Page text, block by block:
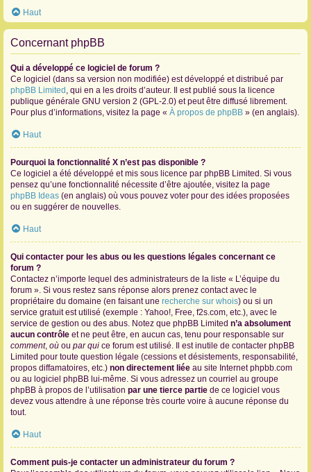
Haut
Concernant phpBB
Qui a développé ce logiciel de forum ?
Ce logiciel (dans sa version non modifiée) est développé et distribué par
phpBB Limited , qui en a les droits d’auteur. Il est publié sous la licence
publique générale GNU version 2 (GPL-2.0) et peut être diffusé librement.
Pour plus d’informations, visitez la page « À propos de phpBB » (en anglais).
Haut
Pourquoi la fonctionnalité X n’est pas disponible ?
Ce logiciel a été développé et mis sous licence par phpBB Limited. Si vous
pensez qu’une fonctionnalité nécessite d’être ajoutée, visitez la page
phpBB Ideas (en anglais) où vous pouvez voter pour des idées proposées
ou en suggérer de nouvelles.
Haut
Qui contacter pour les abus ou les questions légales concernant ce
forum ?
Contactez n’importe lequel des administrateurs de la liste « L’équipe du
forum ». Si vous restez sans réponse alors prenez contact avec le
propriétaire du domaine (en faisant une recherche sur whois) ou si un
service gratuit est utilisé (exemple : Yahoo!, Free, f2s.com, etc.), avec le
service de gestion ou des abus. Notez que phpBB Limited n’a absolument
aucun contrôle et ne peut être, en aucun cas, tenu pour responsable sur
comment, où ou par qui ce forum est utilisé. Il est inutile de contacter phpBB
Limited pour toute question légale (cessions et désistements, responsabilité,
propos diffamatoires, etc.) non directement liée au site Internet phpbb.com
ou au logiciel phpBB lui-même. Si vous adressez un courriel au groupe
phpBB à propos de l’utilisation par une tierce partie de ce logiciel vous
devez vous attendre à une réponse très courte voire à aucune réponse du
tout.
Haut
Comment puis-je contacter un administrateur du forum ?